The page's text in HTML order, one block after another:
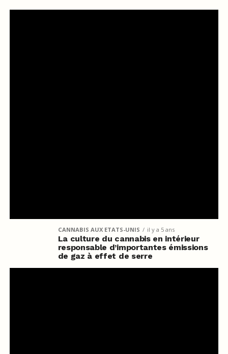
CANNABIS AUX ETATS-UNIS il y a 5 ans
La culture du cannabis en intérieur
responsable d’importantes émissions
de gaz à effet de serre